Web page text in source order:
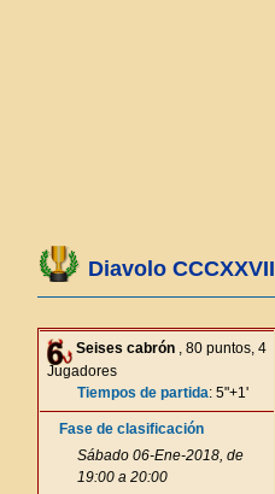
Diavolo CCCXXVII
Seises cabrón , 80 puntos, 4
Jugadores
Tiempos de partida: 5"+1'
Fase de clasificación
Sábado 06-Ene-2018, de
19:00 a 20:00